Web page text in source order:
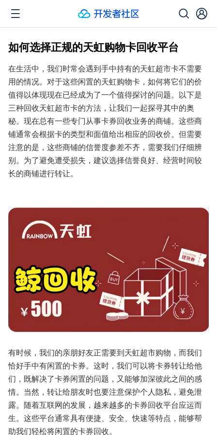
如何选择正规的天虹购物卡回收平台
在生活中，我们时常会遇到手中持有的天虹超市卡不需要
用的情况。对于这些闲置的天虹购物卡，如何将它们的价
值得以体现现在已经成为了一个值得探讨的问题。以下是
三种回收天虹超市卡的方法，让我们一起探寻其中的奥
秘。现在总有一些专门从事卡券回收业务的商铺。这些商
铺通常会根据卡的类型和面值给出相应的回收价。但需要
注意的是，这些商铺的信誉度参差不齐，需要我们仔细辨
别。为了避免遭受损失，建议选择信誉良好、经营时间较
长的商铺进行转让。
有时候，我们的亲朋好友正需要到天虹超市购物，而我们
恰好手中有闲置的卡券。这时，我们可以将卡券转让给他
们，既解决了卡券闲置的问题，又能够加深彼此之间的感
情。当然，转让给朋友时也要注意保护个人隐私，避免泄
露。随着互联网的发展，越来越多的卡券回收平台应运而
生。这些平台通常具有便捷、安全、快速等特点，能够帮
助我们轻松将闲置的卡券回收。